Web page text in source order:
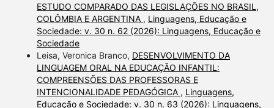
ESTUDO COMPARADO DAS LEGISLAÇÕES NO BRASIL,
COLÔMBIA E ARGENTINA , Linguagens, Educação e
Sociedade: v. 30 n. 62 (2026): Linguagens, Educação e
Sociedade
Leisa, Veronica Branco, DESENVOLVIMENTO DA
LINGUAGEM ORAL NA EDUCAÇÃO INFANTIL:
COMPREENSÕES DAS PROFESSORAS E
INTENCIONALIDADE PEDAGÓGICA , Linguagens,
Educação e Sociedade: v. 30 n. 63 (2026): Linguagens,